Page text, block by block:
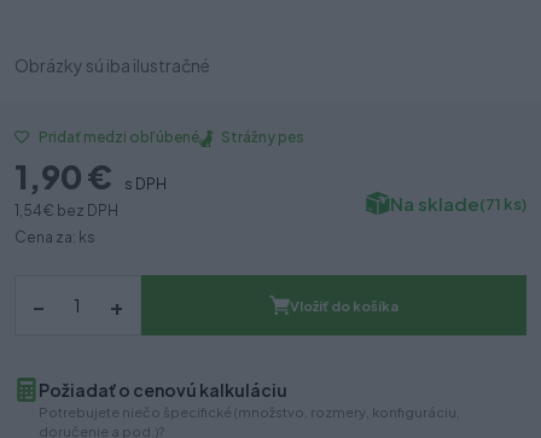
Obrázky sú iba ilustračné
Pridať medzi obľúbené Strážny pes
1,90 €
s DPH
1,54 € bez DPH
Cena za: ks
Na sklade(71 ks)
– + Vložiť do košíka
Požiadať o cenovú kalkuláciu
Potrebujete niečo špecifické (množstvo, rozmery, konfiguráciu,
doručenie a pod.)?